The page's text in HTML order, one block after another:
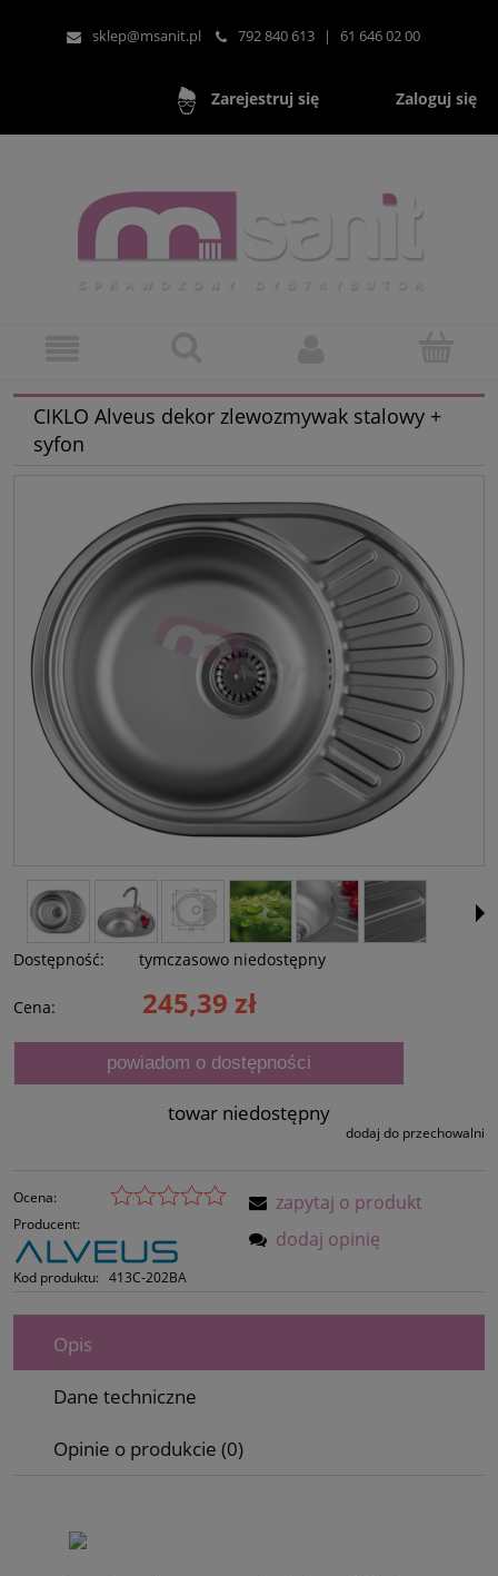
sklep@msanit.pl 792 840 613 | 61 646 02 00
Zarejestruj się Zaloguj się
CIKLO Alveus dekor zlewozmywak stalowy +
syfon
Dostępność: tymczasowo niedostępny
Cena: 245,39 zł
powiadom o dostępności
towar niedostępny
dodaj do przechowalni
Ocena:
Producent:
Kod produktu: 413C-202BA
zapytaj o produkt
dodaj opinię
Opis
Dane techniczne
Opinie o produkcie (0)